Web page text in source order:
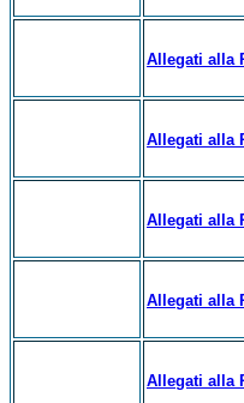
Allegati alla
Allegati alla
Allegati alla
Allegati alla
Allegati alla